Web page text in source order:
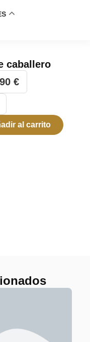
caballero
€
al carrito